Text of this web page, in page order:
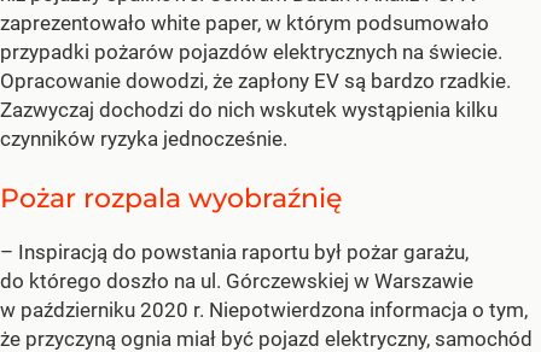
zaprezentowało white paper, w którym podsumowało
przypadki pożarów pojazdów elektrycznych na świecie.
Opracowanie dowodzi, że zapłony EV są bardzo rzadkie.
Zazwyczaj dochodzi do nich wskutek wystąpienia kilku
czynników ryzyka jednocześnie.
Pożar rozpala wyobraźnię
– Inspiracją do powstania raportu był pożar garażu,
do którego doszło na ul. Górczewskiej w Warszawie
w październiku 2020 r. Niepotwierdzona informacja o tym,
że przyczyną ognia miał być pojazd elektryczny, samochód